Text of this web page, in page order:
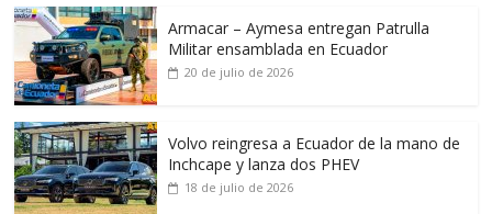
Armacar – Aymesa entregan Patrulla
Militar ensamblada en Ecuador
20 de julio de 2026
Volvo reingresa a Ecuador de la mano de
Inchcape y lanza dos PHEV
18 de julio de 2026